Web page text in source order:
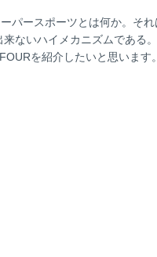
パースポーツとは何か。そ
ないハイメカニズムである
を紹介したいと思います。